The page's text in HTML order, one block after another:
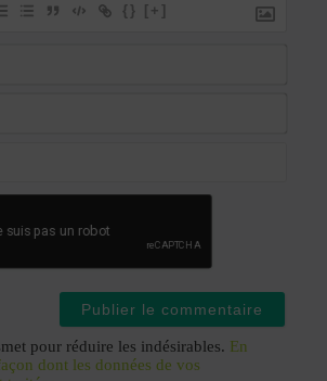
{} [+]
pour réduire les indésirables. En
dont les données de vos